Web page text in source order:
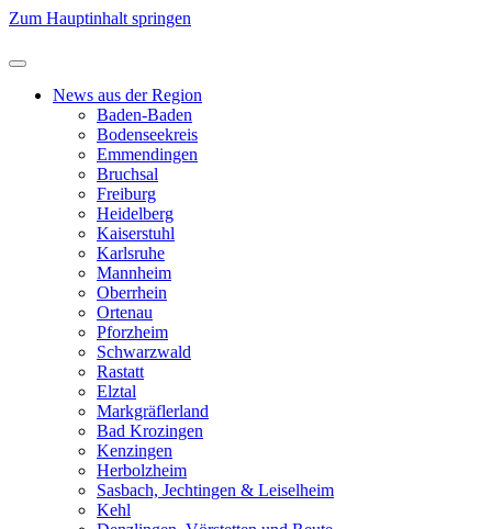
Zum Hauptinhalt springen
News aus der Region
Baden-Baden
Bodenseekreis
Emmendingen
Bruchsal
Freiburg
Heidelberg
Kaiserstuhl
Karlsruhe
Mannheim
Oberrhein
Ortenau
Pforzheim
Schwarzwald
Rastatt
Elztal
Markgräflerland
Bad Krozingen
Kenzingen
Herbolzheim
Sasbach, Jechtingen & Leiselheim
Kehl